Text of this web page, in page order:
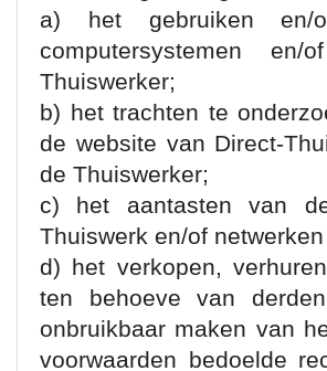
a) het gebruiken en/
computersystemen
Thuiswerker;
b) het trachten te
de website van Direct-
de Thuiswerker;
c) het aantasten van
Thuiswerk en/of
d) het verkopen,
ten behoeve van
onbruikbaar maken van
voorwaarden bedoelde